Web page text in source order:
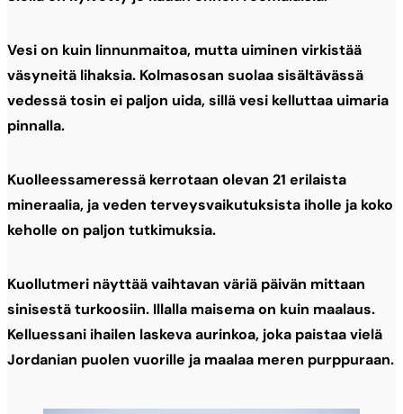
Vesi on kuin linnunmaitoa, mutta uiminen virkistää
väsyneitä lihaksia. Kolmasosan suolaa sisältävässä
vedessä tosin ei paljon uida, sillä vesi kelluttaa uimaria
pinnalla.
Kuolleessameressä kerrotaan olevan 21 erilaista
mineraalia, ja veden terveysvaikutuksista iholle ja koko
keholle on paljon tutkimuksia.
Kuollutmeri näyttää vaihtavan väriä päivän mittaan
sinisestä turkoosiin. Illalla maisema on kuin maalaus.
Kelluessani ihailen laskeva aurinkoa, joka paistaa vielä
Jordanian puolen vuorille ja maalaa meren purppuraan.